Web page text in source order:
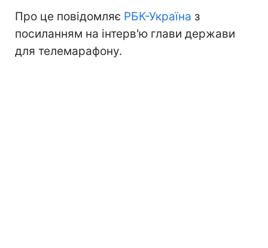
Про це повідомляє РБК-Україна з
посиланням на інтерв'ю глави держави
для телемарафону.